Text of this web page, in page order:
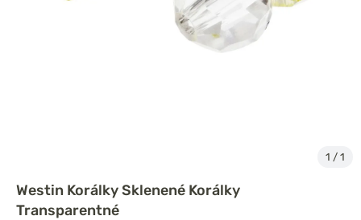
1 / 1
Westin Korálky Sklenené Korálky
Transparentné